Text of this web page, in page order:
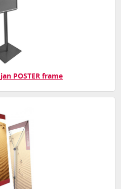
POSTER frame